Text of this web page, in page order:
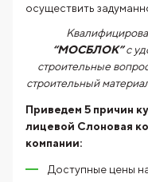
осуществить
“МОСБЛОК”с
строительные
строительный
Приведем 5 причин
лицевой Слоновая
компании:
Доступные цены